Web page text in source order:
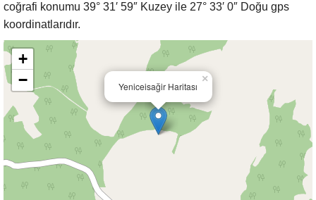
coğrafi konumu 39° 31′ 59″ Kuzey ile 27° 33′ 0″ Doğu gps
koordinatlarıdır.
Yeniceisağir Haritası
×
+
−